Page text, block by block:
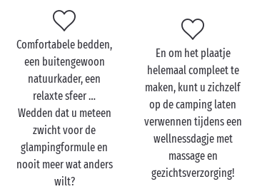
Comfortabele bedden,
een buitengewoon
natuurkader, een
relaxte sfeer …
Wedden dat u meteen
zwicht voor de
glampingformule en
nooit meer wat anders
wilt?
En om het plaatje
helemaal compleet te
maken, kunt u zichzelf
op de camping laten
verwennen tijdens een
wellnessdagje met
massage en
gezichtsverzorging!